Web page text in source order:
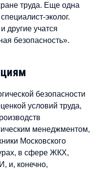
труда. Еще одна
эколог.
другие учатся
безопасность».
безопасности
условий труда,
менеджментом,
Московского
в сфере ЖКХ,
и, конечно,